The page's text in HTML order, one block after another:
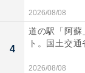
で話題になっ
の容器の中に
りのいちごとヨ
「Merry
2026/08/08
4
道の駅「阿蘇
ト。国土交
2026/08/08